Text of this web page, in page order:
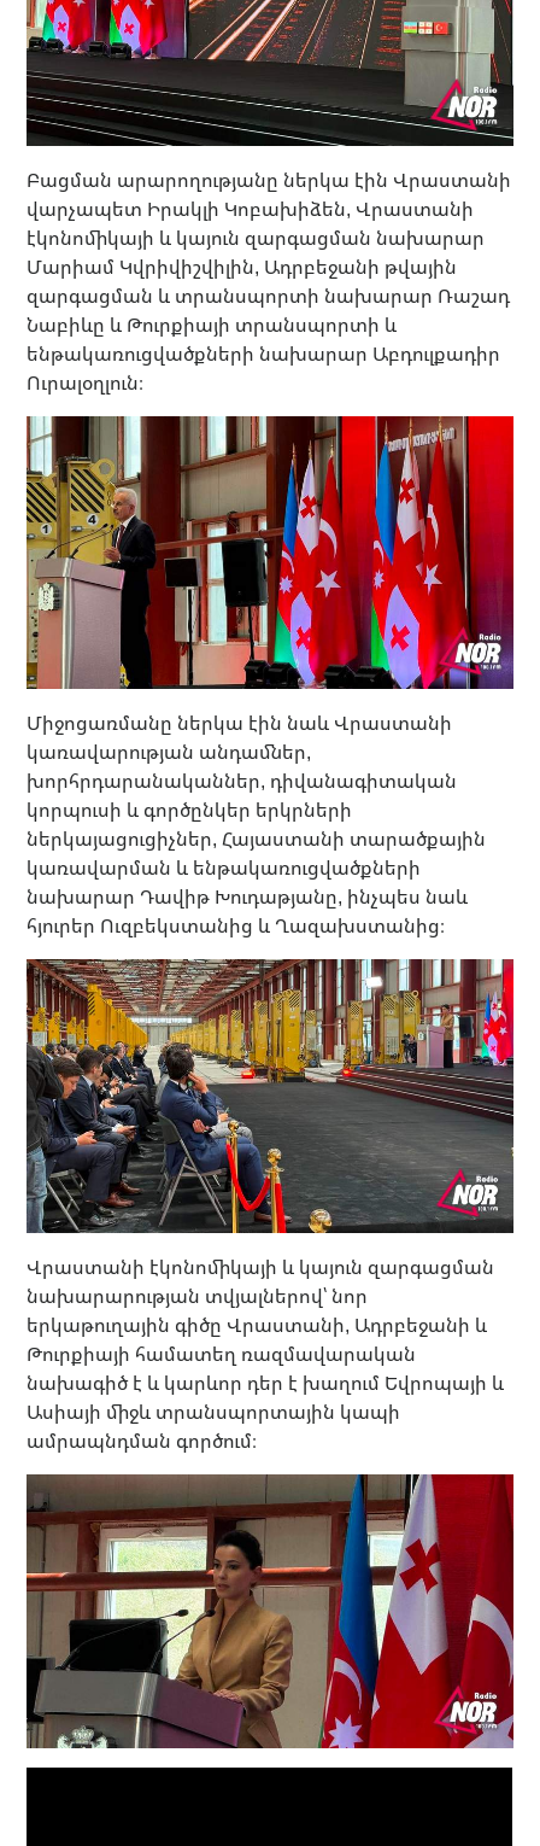
Բացման արարողությանը ներկա էին Վրաստանի
վարչապետ Իրակլի Կոբախիձեն, Վրաստանի
էկոնոմիկայի և կայուն զարգացման նախարար
Մարիամ Կվրիվիշվիլին, Ադրբեջանի թվային
զարգացման և տրանսպորտի նախարար Ռաշադ
Նաբիևը և Թուրքիայի տրանսպորտի և
ենթակառուցվածքների նախարար Աբդուլքադիր
Ուրալօղլուն։
Միջոցառմանը ներկա էին նաև Վրաստանի
կառավարության անդամներ,
խորհրդարանականներ, դիվանագիտական ​​
կորպուսի և գործընկեր երկրների
ներկայացուցիչներ, Հայաստանի տարածքային
կառավարման և ենթակառուցվածքների
նախարար Դավիթ Խուդաթյանը, ինչպես նաև
հյուրեր Ուզբեկստանից և Ղազախստանից։
Վրաստանի էկոնոմիկայի և կայուն զարգացման
նախարարության տվյալներով՝ նոր
երկաթուղային գիծը Վրաստանի, Ադրբեջանի և
Թուրքիայի համատեղ ռազմավարական
նախագիծ է և կարևոր դեր է խաղում Եվրոպայի և
Ասիայի միջև տրանսպորտային կապի
ամրապնդման գործում։